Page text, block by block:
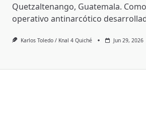
Quetzaltenango, Guatemala.
operativo antinarcótico
Karlos Toledo / Knal 4 Quiché Jun 29, 2026